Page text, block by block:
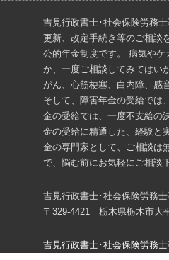
吉見行政書士･社会保険労務
更新、改定手続き等のご相談
公的年金制度です。 病気や
か、一度ご相談してみてはい
がん、心筋梗塞、白内障、感
そして、障害年金の受給では
金の受給では、一度不支給の
金の受給に精通した、経験と
金の専門家として、ご相談は
で、悩む前にお気軽にご相談
吉見行政書士･社会保険労務
〒329-4421 栃木県栃木市大
吉見行政書士･社会保険労務